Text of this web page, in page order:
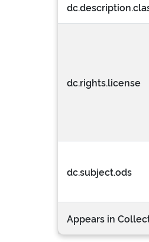
dc.rights.license
dc.subject.ods
Appears in